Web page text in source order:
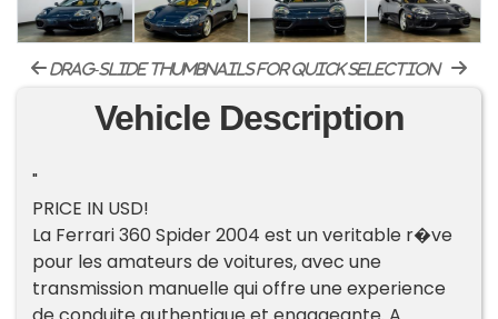
drag-slide thumbnails for quick selection
Vehicle Description
"
PRICE IN USD!
La Ferrari 360 Spider 2004 est un veritable r�ve
pour les amateurs de voitures, avec une
transmission manuelle qui offre une experience